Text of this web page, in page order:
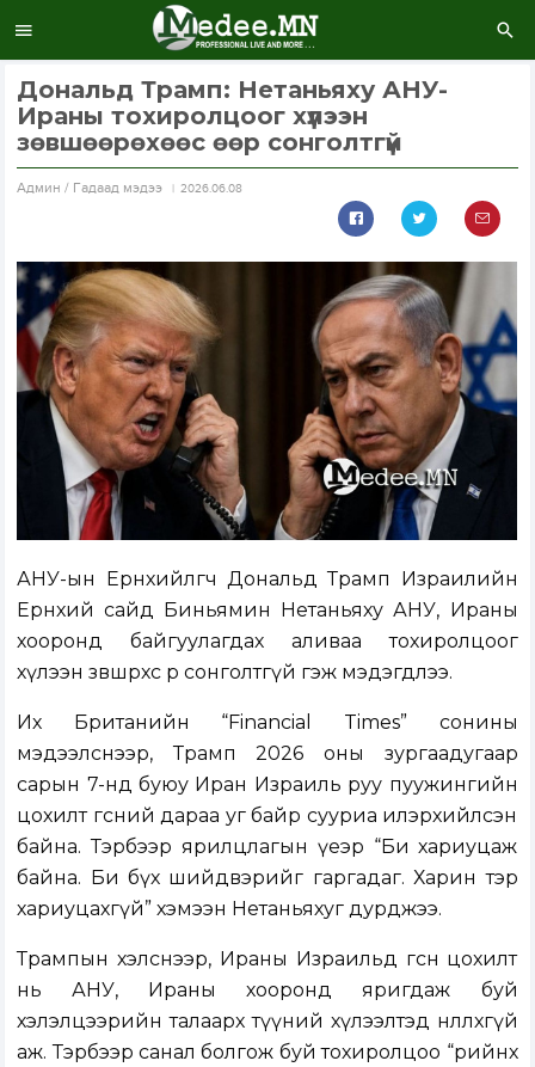
Дональд Трамп: Нетаньяху АНУ-
Ираны тохиролцоог хүлээн
зөвшөөрөхөөс өөр сонголтгүй
Aдмин / Гадаад мэдээ 2026.06.08
АНУ-ын Ерөнхийлөгч Дональд Трамп Израилийн
Ерөнхий сайд Биньямин Нетаньяху АНУ, Ираны
хооронд байгуулагдах аливаа тохиролцоог
хүлээн зөвшөөрөхөөс өөр сонголтгүй гэж мэдэгдлээ.
Их Британийн “Financial Times” сонины
мэдээлснээр, Трамп 2026 оны зургаадугаар
сарын 7-нд буюу Иран Израиль руу пуужингийн
цохилт өгсний дараа уг байр сууриа илэрхийлсэн
байна. Тэрбээр ярилцлагын үеэр “Би хариуцаж
байна. Би бүх шийдвэрийг гаргадаг. Харин тэр
хариуцахгүй” хэмээн Нетаньяхуг дурджээ.
Трампын хэлснээр, Ираны Израильд өгсөн цохилт
нь АНУ, Ираны хооронд яригдаж буй
хэлэлцээрийн талаарх түүний хүлээлтэд нөлөөлөхгүй
аж. Тэрбээр санал болгож буй тохиролцоо “өөрийнхөө